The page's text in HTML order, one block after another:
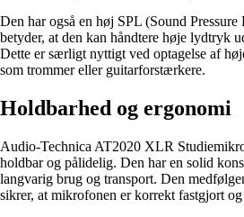
Den har også en høj SPL (Sound
betyder, at den kan håndtere høje lydtryk
Dette er særligt nyttigt ved optagelse af
som trommer eller guitarforstærkere.
Holdbarhed og ergonomi
Audio-Technica AT2020 XLR
holdbar og pålidelig. Den har en solid
langvarig brug og transport. Den
sikrer, at mikrofonen er korrekt fastgjort